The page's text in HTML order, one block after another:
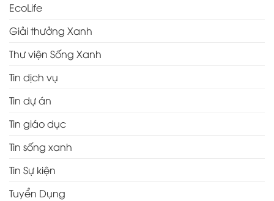
EcoLife
Giải thưởng Xanh
Thư viện Sống Xanh
Tin dịch vụ
Tin dự án
Tin giáo dục
Tin sống xanh
Tin Sự kiện
Tuyển Dụng